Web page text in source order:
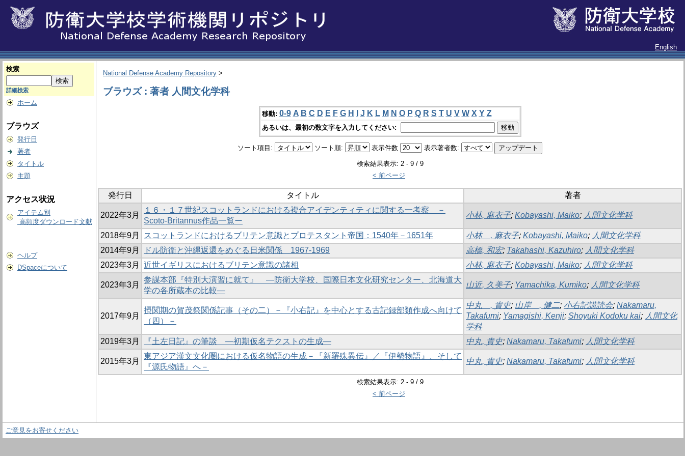
English
検索
詳細検索
ホーム
ブラウズ
発行日
著者
タイトル
主題
アクセス状況
アイテム別
高頻度ダウンロード文献
ヘルプ
DSpaceについて
National Defense Academy Repository >
ブラウズ : 著者 人間文化学科
移動: 0-9 A B C D E F G H J K L M N O P Q R S T U V W X Y Z
あるいは、最初の数文字を入力してください:
ソート項目: ソート順: 表示件数 表示著者数:
検索結果表示: 2 - 9 / 9
< 前ページ
発行日 タイトル 著者
2022年3月
１６・１７世紀スコットランドにおける複合アイデンティティに関する一考察 －
Scoto-Britannus作品一覧ー
小林, 麻衣子; Kobayashi, Maiko; 人間文化学科
2018年9月 スコットランドにおけるブリテン意識とプロテスタント帝国：1540年－1651年 小林 , 麻衣子; Kobayashi, Maiko; 人間文化学科
2014年9月
ドル防衛と沖縄返還をめぐる日米関係 1967-1969 高橋, 和宏; Takahashi, Kazuhiro; 人間文化学科
2023年3月
近世イギリスにおけるブリテン意識の諸相 小林, 麻衣子; Kobayashi, Maiko; 人間文化学科
2023年3月
参謀本部『特別大演習に就て』 —防衛大学校、国際日本文化研究センター、北海道大
学の各所蔵本の比較—
山近, 久美子; Yamachika, Kumiko; 人間文化学科
2017年9月
摂関期の賀茂祭関係記事（その二）－『小右記』を中心とする古記録部類作成へ向けて
（四）－
中丸 , 貴史; 山岸 , 健二; 小右記講読会; Nakamaru,
Takafumi; Yamagishi, Kenji; Shoyuki Kodoku kai; 人間文化
学科
2019年3月
『土左日記』の筆談 ―初期仮名テクストの生成― 中丸, 貴史; Nakamaru, Takafumi; 人間文化学科
2015年3月
東アジア漢文文化圏における仮名物語の生成－『新羅殊異伝』／『伊勢物語』、そして
『源氏物語』へ－
中丸, 貴史; Nakamaru, Takafumi; 人間文化学科
検索結果表示: 2 - 9 / 9
< 前ページ
ご意見をお寄せください